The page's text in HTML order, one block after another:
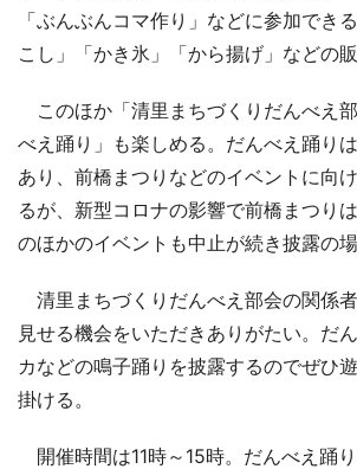
「ぶんぶんコマ作り」などに参加でき
こし」「かき氷」「から揚げ」などの販
このほか「清里まちづくりだんべえ
べえ踊り」も楽しめる。だんべえ踊り
あり、前橋まつりなどのイベントに向
るが、新型コロナの影響で前橋まつり
のほかのイベントも中止が続き披露の場
清里まちづくりだんべえ部会の関係
見せる機会をいただきありがたい。だ
カなどの鳴子踊りを披露するのでぜひ
掛ける。
開催時間は11時～15時。だんべえ踊